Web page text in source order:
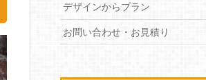
デザインからプラン
お問い合わせ・お見積り